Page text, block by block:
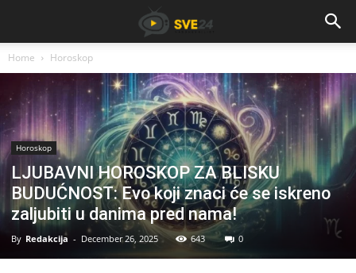
Home Horoskop
Horoskop
LJUBAVNI HOROSKOP ZA BLISKU
BUDUĆNOST: Evo koji znaci će se iskreno
zaljubiti u danima pred nama!
By Redakcija - December 26, 2025 643 0